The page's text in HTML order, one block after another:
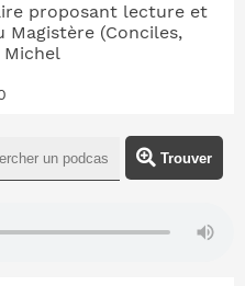
proposant lecture et
(Conciles,
Michel
Trouver